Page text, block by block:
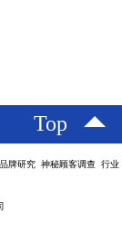
Top
牌研究 神秘顾客调查 行业